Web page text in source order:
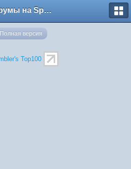
Форумы на Sportbox.ru
Полная версия